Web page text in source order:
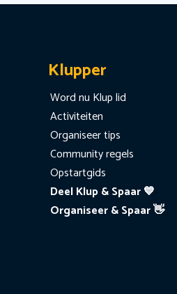
Klupper
Word nu Klup lid
Activiteiten
Organiseer tips
Community regels
Opstartgids
Deel Klup & Spaar 💙
Organiseer & Spaar 👋